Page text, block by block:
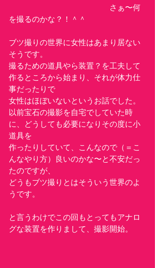
さぁ〜何
を撮るのかな？！＾＾
ブツ撮りの世界に女性はあまり居ない
そうです。
撮るための道具やら装置？を工夫して
作るところから始まり、それが体力仕
事だったりで
女性はほぼいないというお話でした。
以前宝石の撮影を自宅でしていた時
に、どうしても必要になりその度に小
道具を
作ったりしていて、こんなので（＝こ
んなやり方）良いのかな〜と不安だっ
たのですが、
どうもブツ撮りとはそういう世界のよ
うです。
と言うわけでこの回もとってもアナロ
グな装置を作りまして、撮影開始。